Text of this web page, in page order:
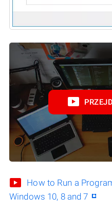
How to Run a
Windows 10, 8 and 7